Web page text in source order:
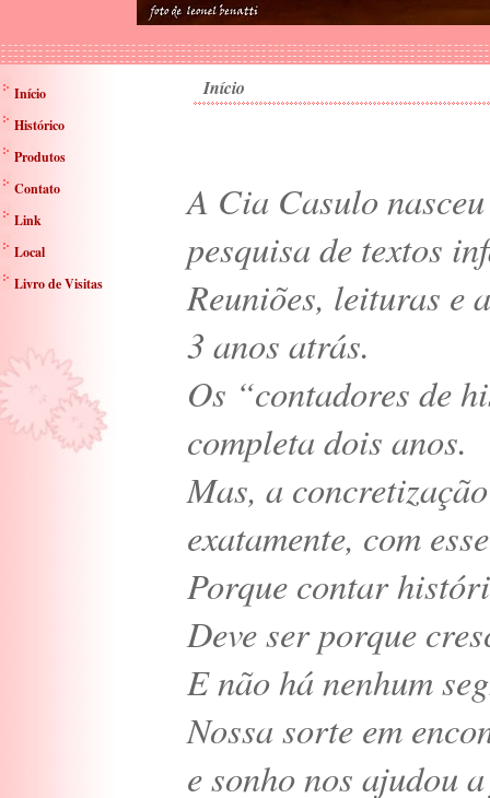
Início
Histórico
Produtos
Contato
Link
Local
Livro de Visitas
Início
A Cia Casulo
pesquisa de textos
Reuniões, leituras e
3 anos atrás.
Os “contadores de
completa dois anos.
Mas, a
exatamente, com
Porque contar
Deve ser porque
E não há nenhum
Nossa sorte em
e sonho nos ajudou